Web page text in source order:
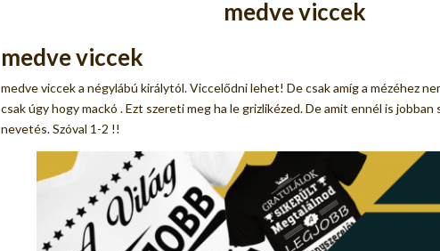
medve viccek
medve viccek
medve viccek a négylábú királytól. Viccelődni lehet! De csak amíg a mézéhez
csak úgy hogy mackó . Ezt szereti meg ha le grizlikézed. De amit ennél is jobban
nevetés. Szóval 1-2 !!